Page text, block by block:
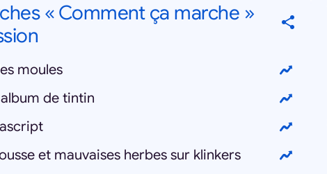
« Comment ça marche »
moules
de tintin
et mauvaises herbes sur klinkers